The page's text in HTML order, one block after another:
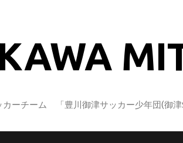
ーチーム 「豊川御津サッカー少年団(御津